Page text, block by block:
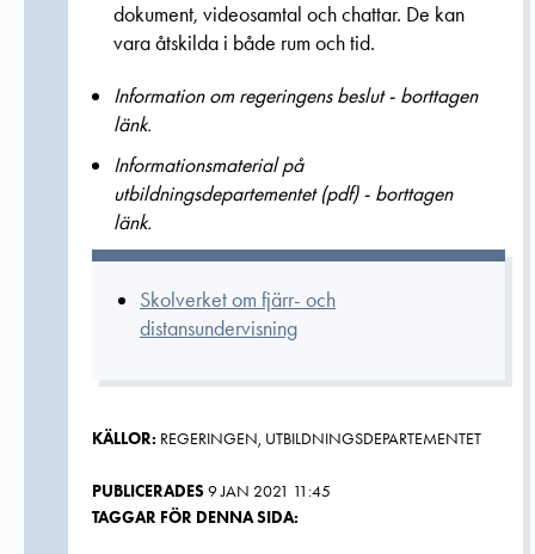
dokument, videosamtal och chattar. De kan
vara åtskilda i både rum och tid.
Information om regeringens beslut - borttagen
länk.
Informationsmaterial på
utbildningsdepartementet (pdf) - borttagen
länk.
Skolverket om fjärr- och
distansundervisning
KÄLLOR: REGERINGEN, UTBILDNINGSDEPARTEMENTET
PUBLICERADES9 JAN 2021 11:45
TAGGAR FÖR DENNA SIDA: